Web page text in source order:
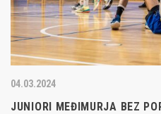
04.03.2024
JUNIORI MEĐIMURJA BEZ